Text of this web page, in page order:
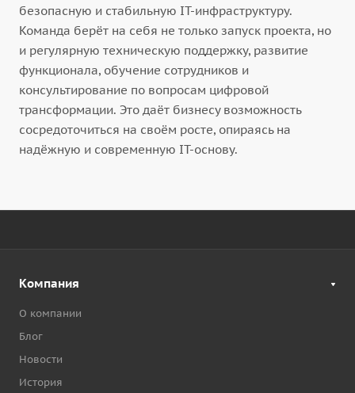
безопасную и стабильную IT-инфраструктуру.
Команда берёт на себя не только запуск проекта, но
и регулярную техническую поддержку, развитие
функционала, обучение сотрудников и
консультирование по вопросам цифровой
трансформации. Это даёт бизнесу возможность
сосредоточиться на своём росте, опираясь на
надёжную и современную IT-основу.
Компания
О компании
Блог
Новости
История